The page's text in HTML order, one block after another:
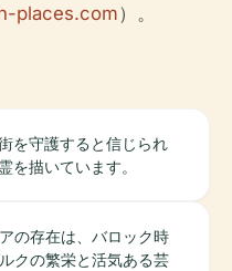
places.com）。
を守護すると信じられ
を描いています。
の存在は、バロック時
クの繁栄と活気ある芸